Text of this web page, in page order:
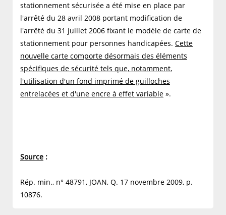
stationnement sécurisée a été mise en place par
l'arrêté du 28 avril 2008 portant modification de
l'arrêté du 31 juillet 2006 fixant le modèle de carte de
stationnement pour personnes handicapées. Cette
nouvelle carte comporte désormais des éléments
spécifiques de sécurité tels que, notamment,
l'utilisation d'un fond imprimé de guilloches
entrelacées et d'une encre à effet variable ».
Source :
Rép. min., n° 48791, JOAN, Q. 17 novembre 2009, p.
10876.